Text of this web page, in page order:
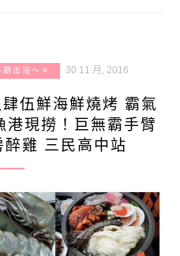
期出沒～＊ 30 11 月, 2016
肆伍鮮海鮮燒烤 霸氣
港現撈！巨無霸手臂
雞 三民高中站